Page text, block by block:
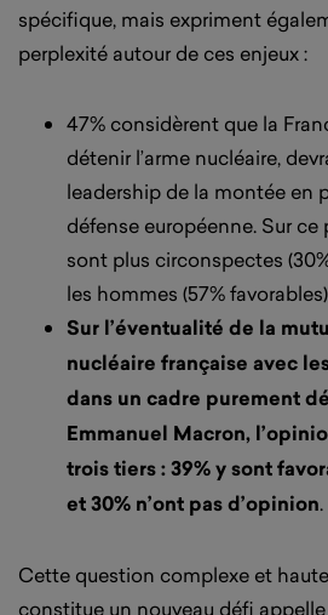
spécifique, mais expriment
perplexité autour de ces enjeux :
47% considèrent que la
détenir l’arme nucléaire,
leadership de la montée en
défense européenne. Sur
sont plus circonspectes
les hommes (57%
Sur l’éventualité de la
nucléaire française avec
dans un cadre purement
Emmanuel Macron,
trois tiers : 39% y sont
et 30% n’ont pas d’opinion.
Cette question complexe et
constitue un nouveau défi